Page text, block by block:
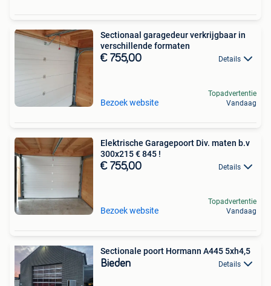
Sectionaal garagedeur verkrijgbaar in
verschillende formaten
€ 755,00 Details
Bezoek website
Topadvertentie
Vandaag
Elektrische Garagepoort Div. maten b.v
300x215 € 845 !
€ 755,00 Details
Bezoek website
Topadvertentie
Vandaag
Sectionale poort Hormann A445 5xh4,5
Bieden Details